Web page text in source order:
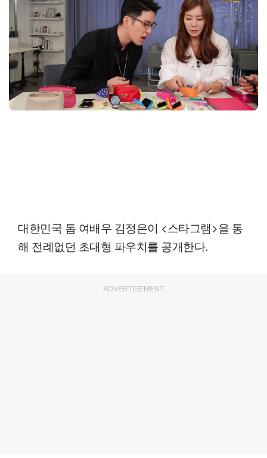
대한민국 톱 여배우 김정은이 <스타그램>을 통
해 전례없던 초대형 파우치를 공개한다.
ADVERTISEMENT